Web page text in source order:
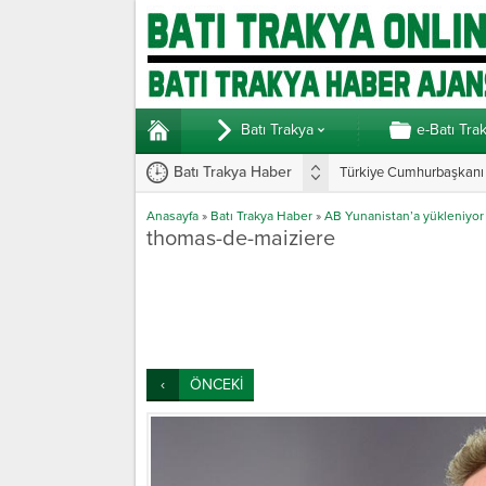
Batı Trakya e-Batı
Batı Trakya Haber Türkiye
Anasayfa » Batı Trakya Haber » AB Yunanistan’a yükleniyor
thomas-de-maiziere
ÖNCEKİ